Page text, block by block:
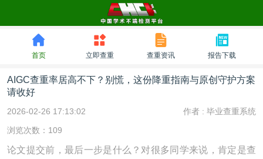
首页 立即查重 查重资讯 报告下载
AIGC查重率居高不下？别慌，这份降重指南与原创守护方案
请收好
2026-02-26 17:13:02 作者 : 毕业查重系统
浏览次数：109
论文提交前，最后一步是什么？对很多同学来说，肯定是查